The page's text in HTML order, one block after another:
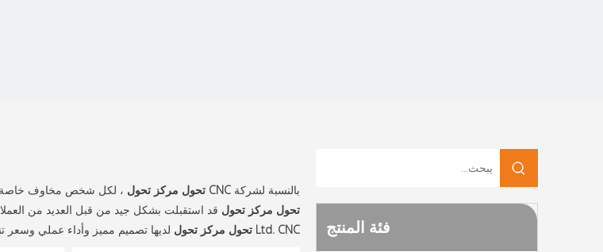
بالنسبة لشركة CNC تحول مركز تحول ، لكل شخص مخاوف خاصة
تحول مركز تحول قد استقبلت بشكل جيد من قبل العديد من
Ltd. CNC تحول مركز تحول لديها تصميم مميز وأداء عملي فئة المنتج